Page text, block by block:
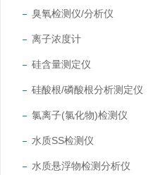
臭氧检测仪/分析仪
离子浓度计
硅含量测定仪
硅酸根/磷酸根分析测定仪
氯离子(氯化物)检测仪
水质SS检测仪
水质悬浮物检测分析仪